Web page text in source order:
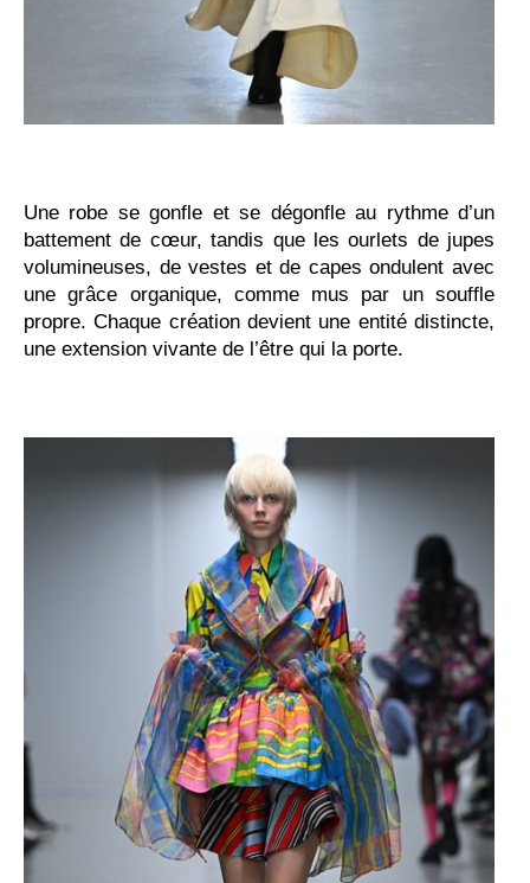
Une robe se gonfle et se dégonfle au rythme d’un
battement de cœur, tandis que les ourlets de jupes
volumineuses, de vestes et de capes ondulent avec
une grâce organique, comme mus par un souffle
propre. Chaque création devient une entité distincte,
une extension vivante de l’être qui la porte.